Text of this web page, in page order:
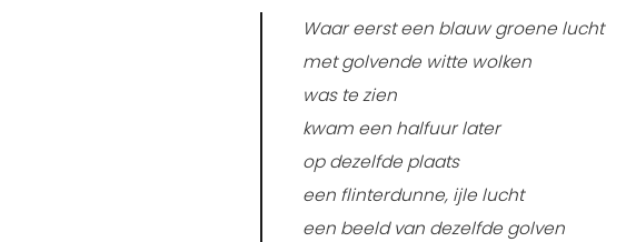
Waar eerst een blauw groene lucht
met golvende witte wolken
was te zien
kwam een halfuur later
op dezelfde plaats
een flinterdunne, ijle lucht
een beeld van dezelfde golven